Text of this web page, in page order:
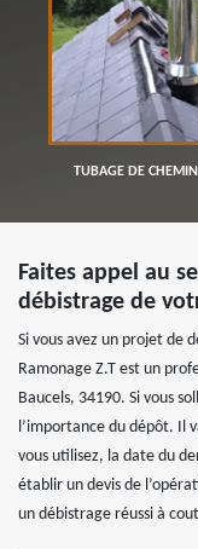
TUBAGE DE
Faites appel au
débistrage de
Si vous avez un projet de
Ramonage Z.T est un
Baucels, 34190. Si vous
l’importance du dépôt. Il
vous utilisez, la date du
établir un devis de
un débistrage réussi à